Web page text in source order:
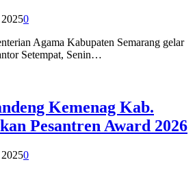
0
Agama Kabupaten Semarang gelar
Setempat, Senin…
Kemenag Kab.
Pesantren Award 2026
0